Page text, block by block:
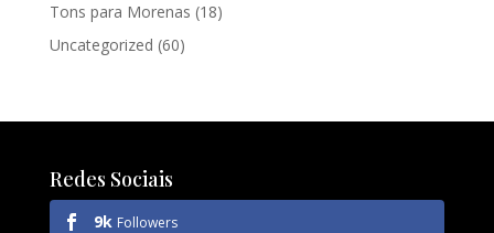
Tons para Morenas (18)
Uncategorized (60)
Redes Sociais
9k Followers